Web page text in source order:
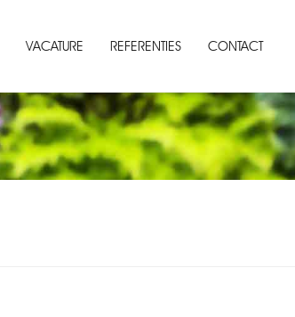
VACATURE REFERENTIES CONTACT